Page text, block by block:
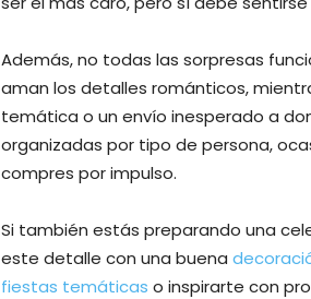
Además, no todas las sorpresas
aman los detalles románticos,
temática o un envío inesperado a
organizadas por tipo de persona,
compres por impulso.
Si también estás preparando una
este detalle con una buena
fiestas temáticas o inspirarte con